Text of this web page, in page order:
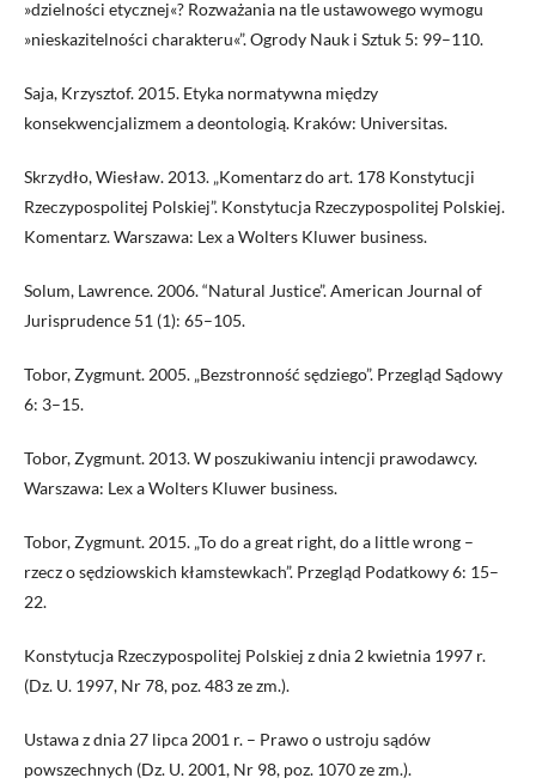
»dzielności etycznej«? Rozważania na tle ustawowego wymogu
»nieskazitelności charakteru«”. Ogrody Nauk i Sztuk 5: 99–110.
Saja, Krzysztof. 2015. Etyka normatywna między
konsekwencjalizmem a deontologią. Kraków: Universitas.
Skrzydło, Wiesław. 2013. „Komentarz do art. 178 Konstytucji
Rzeczypospolitej Polskiej”. Konstytucja Rzeczypospolitej Polskiej.
Komentarz. Warszawa: Lex a Wolters Kluwer business.
Solum, Lawrence. 2006. “Natural Justice”. American Journal of
Jurisprudence 51 (1): 65–105.
Tobor, Zygmunt. 2005. „Bezstronność sędziego”. Przegląd Sądowy
6: 3–15.
Tobor, Zygmunt. 2013. W poszukiwaniu intencji prawodawcy.
Warszawa: Lex a Wolters Kluwer business.
Tobor, Zygmunt. 2015. „To do a great right, do a little wrong –
rzecz o sędziowskich kłamstewkach”. Przegląd Podatkowy 6: 15–
22.
Konstytucja Rzeczypospolitej Polskiej z dnia 2 kwietnia 1997 r.
(Dz. U. 1997, Nr 78, poz. 483 ze zm.).
Ustawa z dnia 27 lipca 2001 r. – Prawo o ustroju sądów
powszechnych (Dz. U. 2001, Nr 98, poz. 1070 ze zm.).